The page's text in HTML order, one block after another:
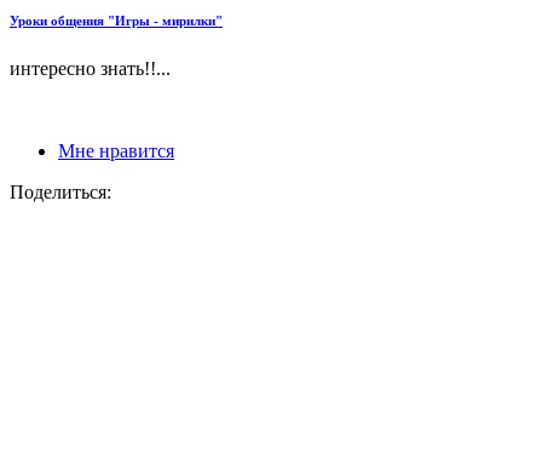
Уроки общения "Игры - мирилки"
интересно знать!!...
Мне нравится
Поделиться: